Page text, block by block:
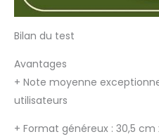
Bilan du test
Avantages
+ Note moyenne
utilisateurs
+ Format généreux : 30,5